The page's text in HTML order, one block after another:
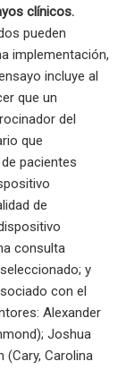
clínicos.
pueden
implementación,
incluye al
que un
del
que
pacientes
de
consulta
y
con el
Alexander
Joshua
(Cary, Carolina